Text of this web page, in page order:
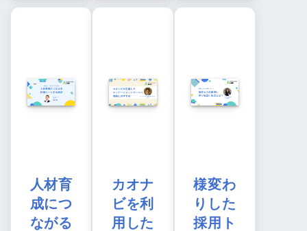
人材育
成につ
ながる
カオナ
ビを利
用した
様変わ
りした
採用ト